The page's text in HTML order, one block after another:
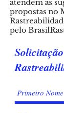
atendem as
propostas no
pelo